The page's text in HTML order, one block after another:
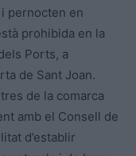
pernocten en
prohibida en la
Ports, a
de Sant Joan.
de la comarca
amb el Consell de
d’establir